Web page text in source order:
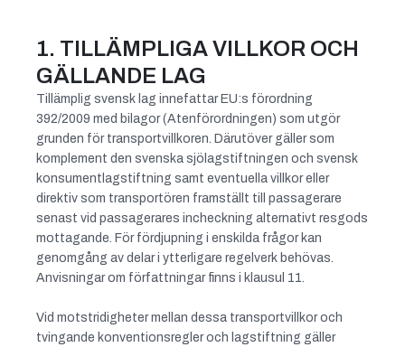
1. TILLÄMPLIGA VILLKOR OCH
GÄLLANDE LAG
Tillämplig svensk lag innefattar EU:s förordning
392/2009 med bilagor (Atenförordningen) som utgör
grunden för transportvillkoren. Därutöver gäller som
komplement den svenska sjölagstiftningen och svensk
konsumentlagstiftning samt eventuella villkor eller
direktiv som transportören framställt till passagerare
senast vid passagerares incheckning alternativt resgods
mottagande. För fördjupning i enskilda frågor kan
genomgång av delar i ytterligare regelverk behövas.
Anvisningar om författningar finns i klausul 11.
Vid motstridigheter mellan dessa transportvillkor och
tvingande konventionsregler och lagstiftning gäller